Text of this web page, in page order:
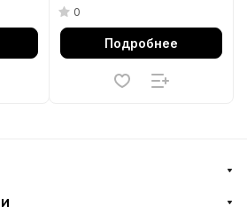
Matrix Kitchen
0
Подробнее